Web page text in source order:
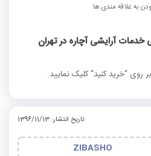
به علاقه مندی ها
روی "خرید کنید" کلیک نمایید.
تاریخ انتشار: 1396/11/13
ZIBASHO